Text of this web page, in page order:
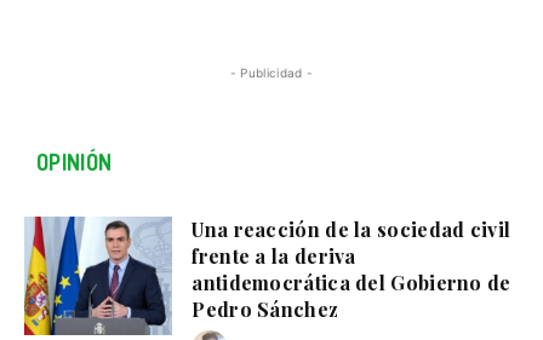
- Publicidad -
OPINIÓN
Una reacción de la sociedad civil
frente a la deriva
antidemocrática del Gobierno de
Pedro Sánchez